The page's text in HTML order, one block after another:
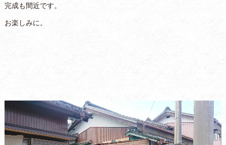
完成も間近です。
お楽しみに。